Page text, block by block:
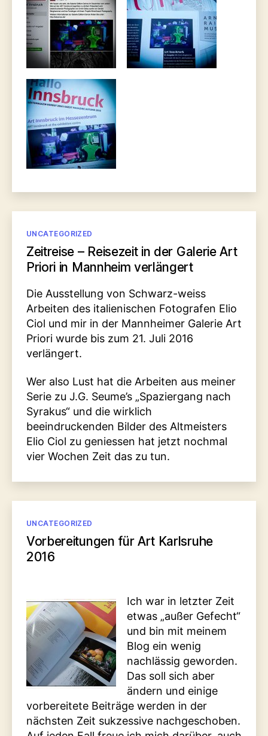
Kategorien
UNCATEGORIZED
Zeitreise – Reisezeit in der Galerie Art
Priori in Mannheim verlängert
Die Ausstellung von Schwarz-weiss
Arbeiten des italienischen Fotografen Elio
Ciol und mir in der Mannheimer Galerie Art
Priori wurde bis zum 21. Juli 2016
verlängert.
Wer also Lust hat die Arbeiten aus meiner
Serie zu J.G. Seume’s „Spaziergang nach
Syrakus“ und die wirklich
beeindruckenden Bilder des Altmeisters
Elio Ciol zu geniessen hat jetzt nochmal
vier Wochen Zeit das zu tun.
Kategorien
UNCATEGORIZED
Vorbereitungen für Art Karlsruhe
2016
Ich war in letzter Zeit
etwas „außer Gefecht“
und bin mit meinem
Blog ein wenig
nachlässig geworden.
Das soll sich aber
ändern und einige
vorbereitete Beiträge werden in der
nächsten Zeit sukzessive nachgeschoben.